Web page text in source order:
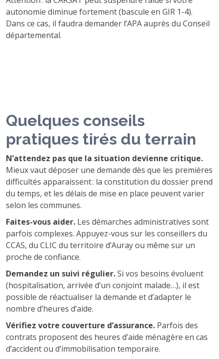
autonomie diminue fortement (bascule en GIR 1-4).
Dans ce cas, il faudra demander l’APA auprès du Conseil
départemental.
Quelques conseils
pratiques tirés du terrain
N’attendez pas que la situation devienne critique.
Mieux vaut déposer une demande dès que les premières
difficultés apparaissent : la constitution du dossier prend
du temps, et les délais de mise en place peuvent varier
selon les communes.
Faites-vous aider. Les démarches administratives sont
parfois complexes. Appuyez-vous sur les conseillers du
CCAS, du CLIC du territoire d’Auray ou même sur un
proche de confiance.
Demandez un suivi régulier.Si vos besoins évoluent
(hospitalisation, arrivée d’un conjoint malade…), il est
possible de réactualiser la demande et d’adapter le
nombre d’heures d’aide.
Vérifiez votre couverture d’assurance. Parfois des
contrats proposent des heures d’aide ménagère en cas
d’accident ou d’immobilisation temporaire.